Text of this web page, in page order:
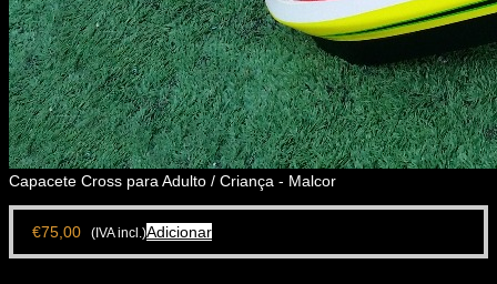
Capacete Cross para Adulto / Criança - Malcor
€75,00 (IVA incl.)Adicionar